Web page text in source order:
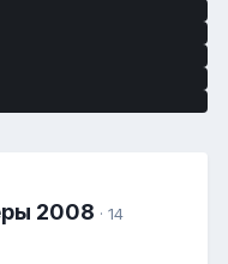
2008 · 14